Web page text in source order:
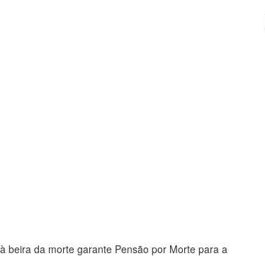
beira da morte garante Pensão por Morte para a